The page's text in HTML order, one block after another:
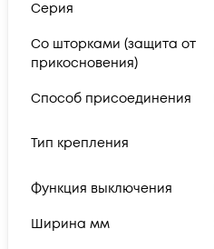
Серия
Со шторками (защита от
прикосновения)
Способ присоединения
Тип крепления
Функция выключения
Ширина мм